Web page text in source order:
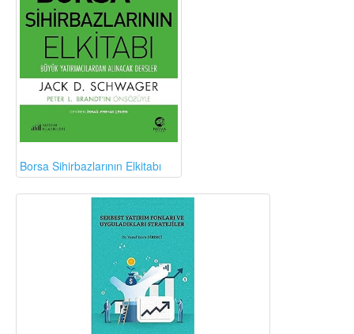
Borsa Sihirbazlarının Elkitabı